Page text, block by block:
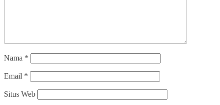
Nama *
Email *
Situs Web